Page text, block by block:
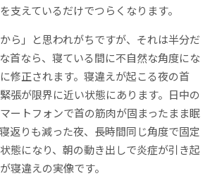
支えているだけでつらくなります。
から」と思われがちですが、それは半分だ
首なら、寝ている間に不自然な角度にな
修正されます。寝違えが起こる夜の首
張が限界に近い状態にあります。日中の
ートフォンで首の筋肉が固まったまま眠
返りも減った夜、長時間同じ角度で固定
態になり、朝の動き出しで炎症が引き起
違えの実像です。